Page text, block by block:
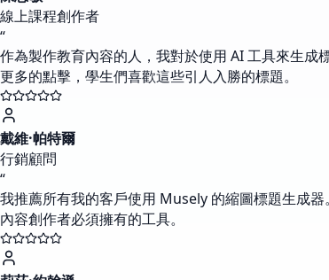
線上課程創作者
“
作為製作教育內容的人，我對於使用 AI 工具來生
更多的點擊，學生們喜歡這些引人入勝的標題。
戴維·帕特爾
行銷顧問
“
我推薦所有我的客戶使用 Musely 的縮圖標題生成
內容創作者必須擁有的工具。